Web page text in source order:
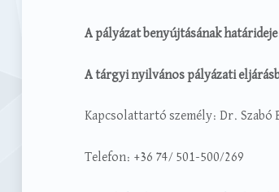
A pályázat benyújtásának
A tárgyi nyilvános pályázati
Kapcsolattartó személy: Dr. Szabó
Telefon: +36 74/ 501-500/269